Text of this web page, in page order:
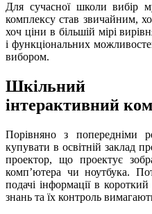
Для сучасної школи вибір
комплексу став звичайним,
хоч ціни в більшій мірі
і функціональних
вибором.
Шкільний
інтерактивний
Порівняно з попередніми
купувати в освітній заклад
проектор, що проектує
комп’ютера чи ноутбука.
подачі інформації в
знань та їх контроль